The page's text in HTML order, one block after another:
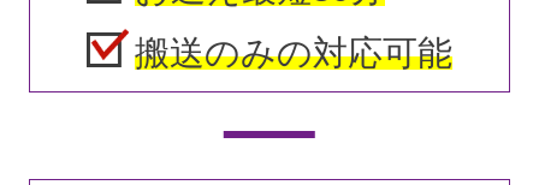
搬送のみの対応可能